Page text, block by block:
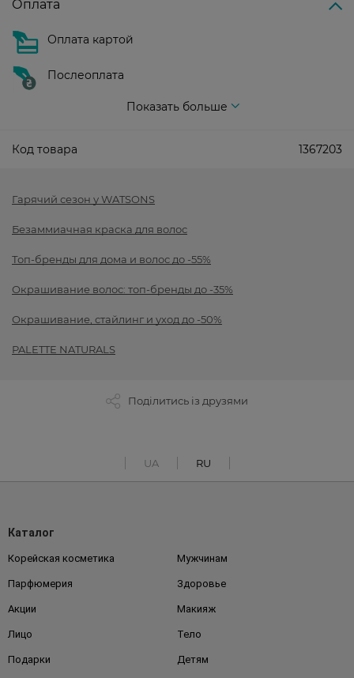
Оплата
Оплата картой
Послеоплата
Показать больше
Код товара 1367203
Гарячий сезон у WATSONS
Безаммиачная краска для волос
Топ-бренды для дома и волос до -55%
Окрашивание волос: топ-бренды до -35%
Окрашивание, стайлинг и уход до -50%
PALETTE NATURALS
Поділитись із друзями
UA RU
Каталог
Корейская косметика Мужчинам
Парфюмерия Здоровье
Акции Макияж
Лицо Тело
Подарки Детям